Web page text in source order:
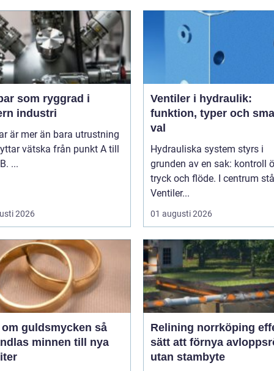
som ryggrad i
industri
är mer än bara utrustning
vätska från punkt A till
...
2026
Ventiler i hydraulik:
funktion, typer och
val
Hydrauliska system styrs i
grunden av en sak: kontroll
tryck och flöde. I centrum
Ventiler...
01 augusti 2026
guldsmycken så
minnen till nya
Relining norrköping effektivt
sätt att förnya
utan stambyte